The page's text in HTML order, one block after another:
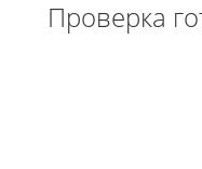
Проверка